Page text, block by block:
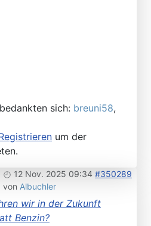
sich: breuni58,
um der
12 Nov. 2025 09:34 #350289
von Albuchler
wir in der Zukunft
Benzin?